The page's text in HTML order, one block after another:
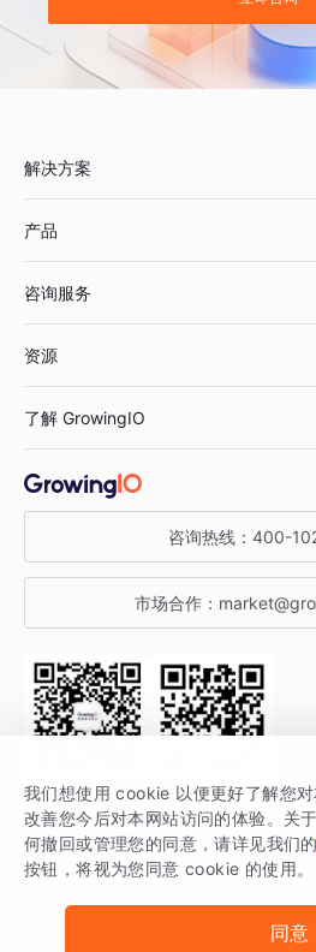
解决方案
鞋服行业
汽车行业
金融行业
产品
智能运营
获客分析
咨询服务
资源
增长公开课
增长博客
开发者文档
SDK 文档
场景指南
了解 GrowingIO
关于 GrowingIO
增长大会
行业活动
咨询热线： 400-
市场合作：
关注公众号 获取更多干货
GrowingIO 是专注于数据智能分析与增长
分析云。
版权所有 © 北京易数科技有限公司
我们想使用 cookie 以便更好了解您
改善您今后对本网站访问的体验。关
何撤回或管理您的同意，请详见我们的
按钮，将视为您同意 cookie 的使用。
同意